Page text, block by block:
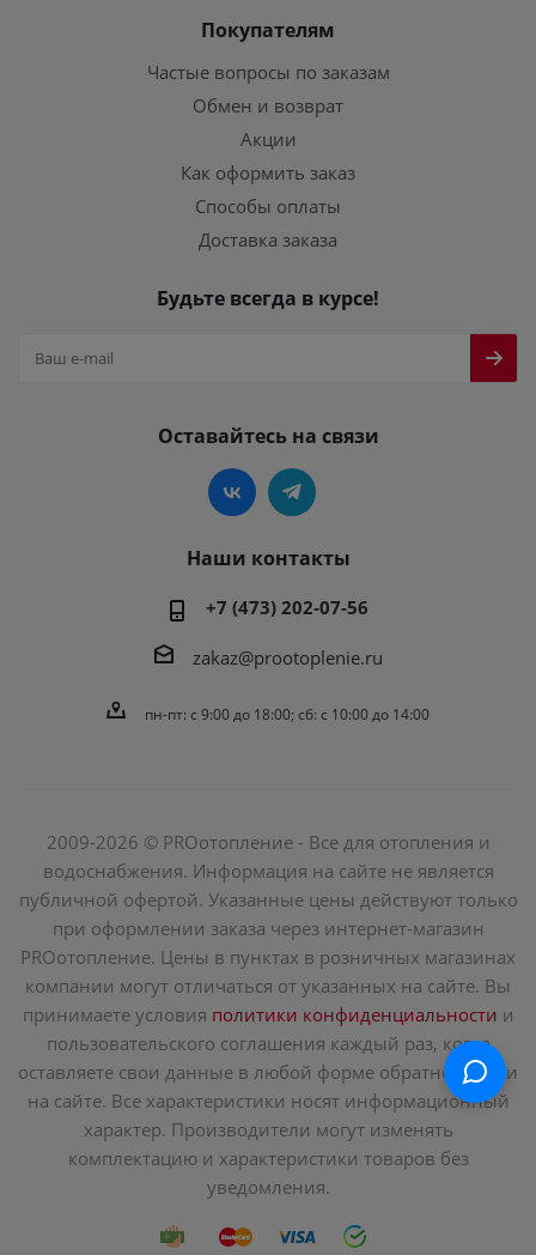
Покупателям
Частые вопросы по заказам
Обмен и возврат
Акции
Как оформить заказ
Способы оплаты
Доставка заказа
Будьте всегда в курсе!
Оставайтесь на связи
Наши контакты
+7 (473) 202-07-56
zakaz@prootoplenie.ru
пн-пт: c 9:00 до 18:00; сб: с 10:00 до 14:00
2009-2026 © PROотопление - Все для отопления и
водоснабжения. Информация на сайте не является
публичной офертой. Указанные цены действуют только
при оформлении заказа через интернет-магазин
PROотопление. Цены в пунктах в розничных магазинах
компании могут отличаться от указанных на сайте. Вы
принимаете условия политики конфиденциальности и
пользовательского соглашения каждый раз, когда
оставляете свои данные в любой форме обратной связи
на сайте. Все характеристики носят информационный
характер. Производители могут изменять
комплектацию и характеристики товаров без
уведомления.